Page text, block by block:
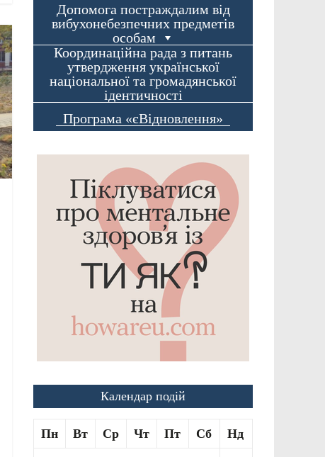
Допомога постраждалим від
вибухонебезпечних предметів
особам
Координаційна рада з питань
утвердження української
національної та громадянської
ідентичності
Програма «єВідновлення»
Календар подій
Пн Вт Ср Чт Пт Сб Нд